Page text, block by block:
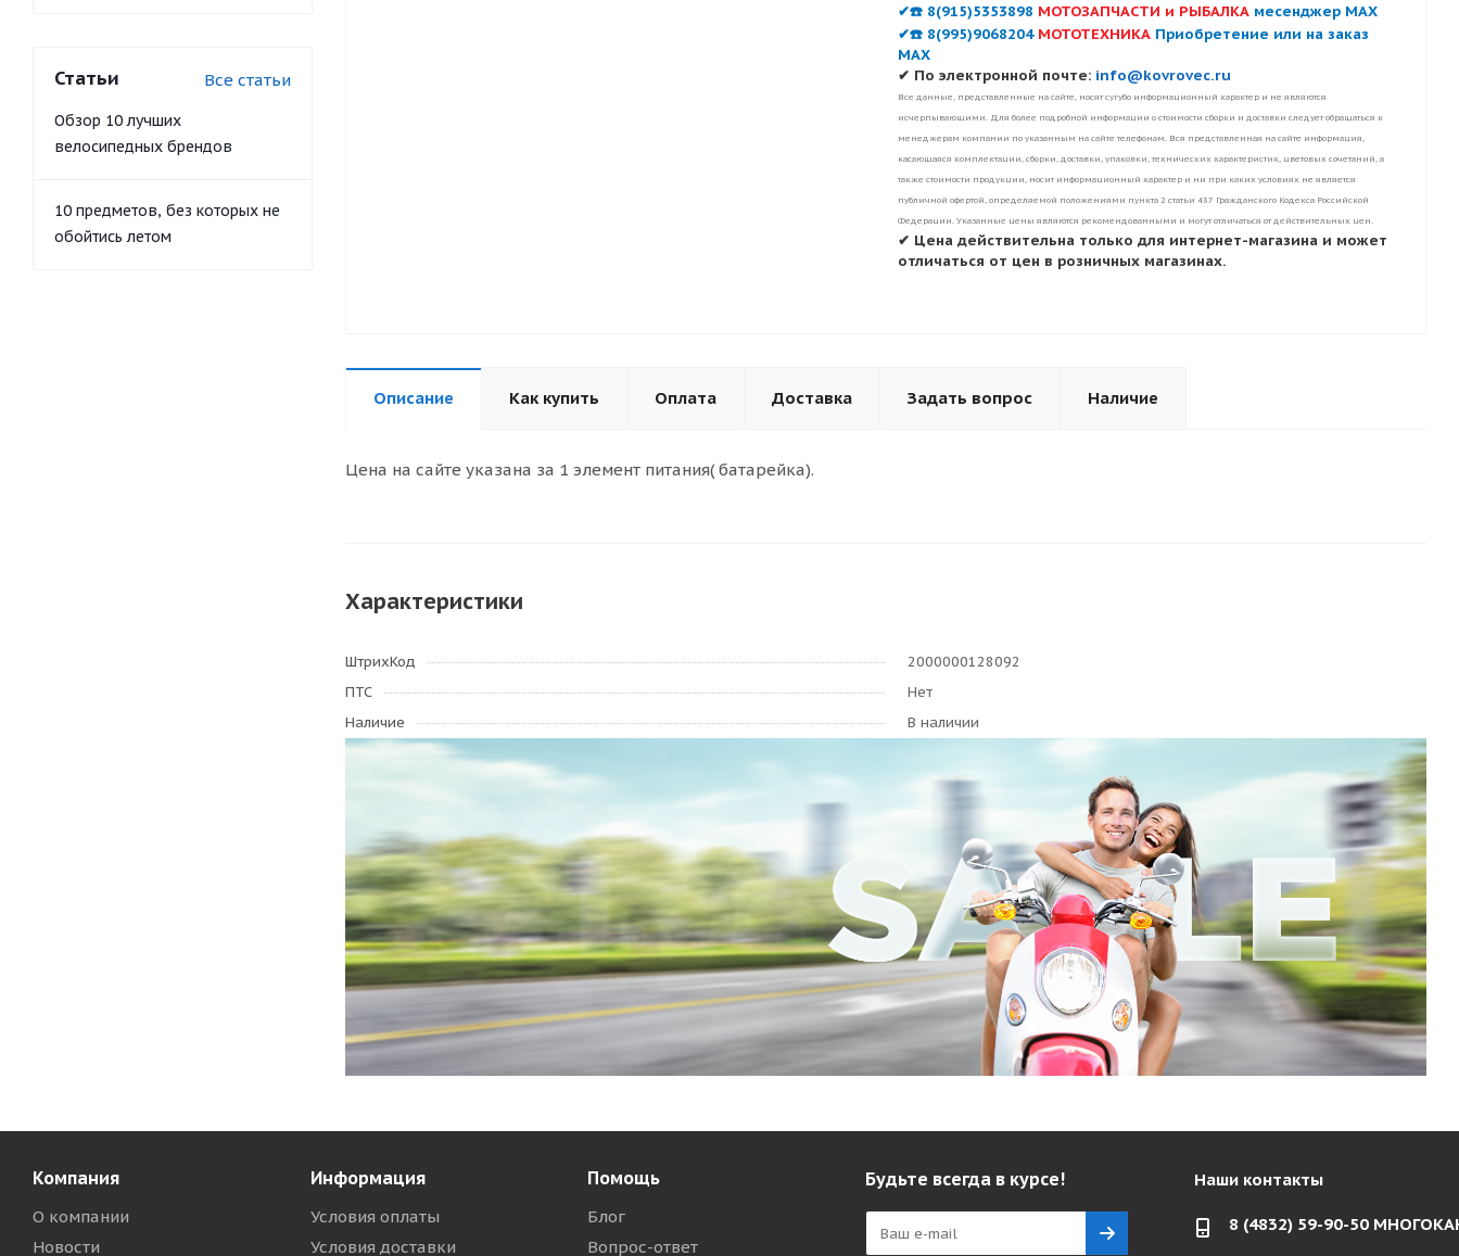
✔☎️ 8(915)5353898 МОТОЗАПЧАСТИ и РЫБАЛКА месенджер MAX
✔☎️ 8(995)9068204 МОТОТЕХНИКА Приобретение или на заказ
MAX
✔ По электронной почте: info@kovrovec.ru
Все данные, представленные на сайте, носят сугубо информационный характер и не являются
исчерпывающими. Для более подробной информации о стоимости сборки и доставки следует обращаться к
менеджерам компании по указанным на сайте телефонам. Вся представленная на сайте информация,
касающаяся комплектации, сборки, доставки, упаковки, технических характеристик, цветовых сочетаний, а
также стоимости продукции, носит информационный характер и ни при каких условиях не является
публичной офертой, определяемой положениями пункта 2 статьи 437 Гражданского Кодекса Российской
Федерации. Указанные цены являются рекомендованными и могут отличаться от действительных цен.
✔ Цена действительна только для интернет-магазина и может
отличаться от цен в розничных магазинах.
Описание Как купить Оплата Доставка Задать вопрос Наличие
Цена на сайте указана за 1 элемент питания( батарейка).
Характеристики
ШтрихКод
2000000128092
ПТС
Нет
Наличие
В наличии
Статьи Все статьи
Обзор 10 лучших
велосипедных брендов
10 предметов, без которых не
обойтись летом
Компания
О компании
Новости
Информация
Условия оплаты
Условия доставки
Помощь
Блог
Вопрос-ответ
Будьте всегда в курсе! Наши контакты
8 (4832) 59-90-50